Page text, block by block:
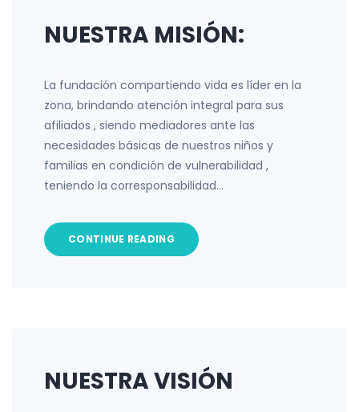
NUESTRA MISIÓN:
La fundación compartiendo vida es líder en la
zona, brindando atención integral para sus
afiliados , siendo mediadores ante las
necesidades básicas de nuestros niños y
familias en condición de vulnerabilidad ,
teniendo la corresponsabilidad…
CONTINUE READING
NUESTRA VISIÓN